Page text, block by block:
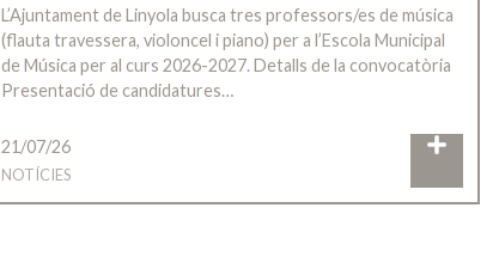
L’Ajuntament de Linyola busca tres professors/es de música
(flauta travessera, violoncel i piano) per a l’Escola Municipal
de Música per al curs 2026-2027. Detalls de la convocatòria
Presentació de candidatures…
21/07/26
NOTÍCIES